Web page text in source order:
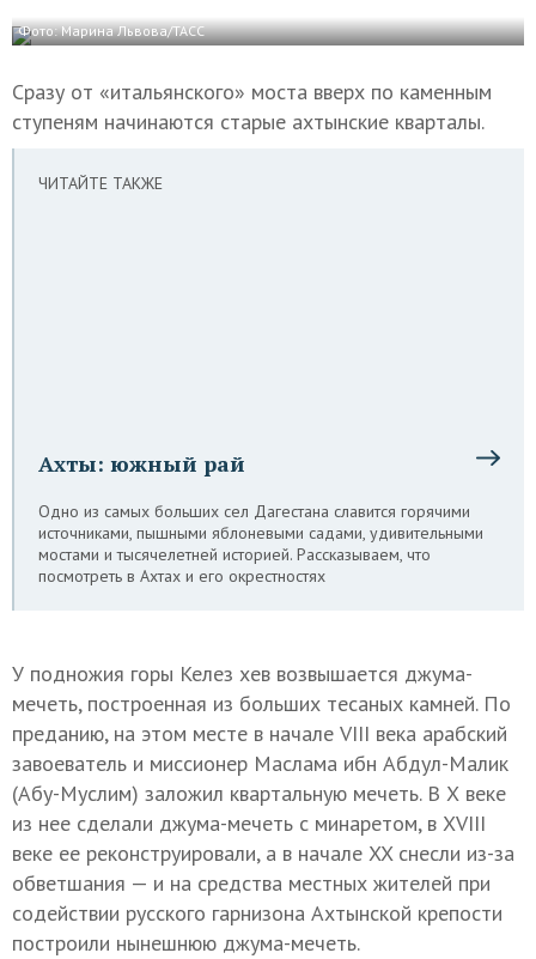
Фото: Марина Львова/ТАСС
Сразу от «итальянского» моста вверх по каменным
ступеням начинаются старые ахтынские кварталы.
ЧИТАЙТЕ ТАКЖЕ
Ахты: южный рай
Одно из самых больших сел Дагестана славится горячими
источниками, пышными яблоневыми садами, удивительными
мостами и тысячелетней историей. Рассказываем, что
посмотреть в Ахтах и его окрестностях
У подножия горы Келез хев возвышается джума-
мечеть, построенная из больших тесаных камней. По
преданию, на этом месте в начале VIII века арабский
завоеватель и миссионер Маслама ибн Абдул-Малик
(Абу-Муслим) заложил квартальную мечеть. В Х веке
из нее сделали джума-мечеть с минаретом, в XVIII
веке ее реконструировали, а в начале XX снесли из-за
обветшания — и на средства местных жителей при
содействии русского гарнизона Ахтынской крепости
построили нынешнюю джума-мечеть.